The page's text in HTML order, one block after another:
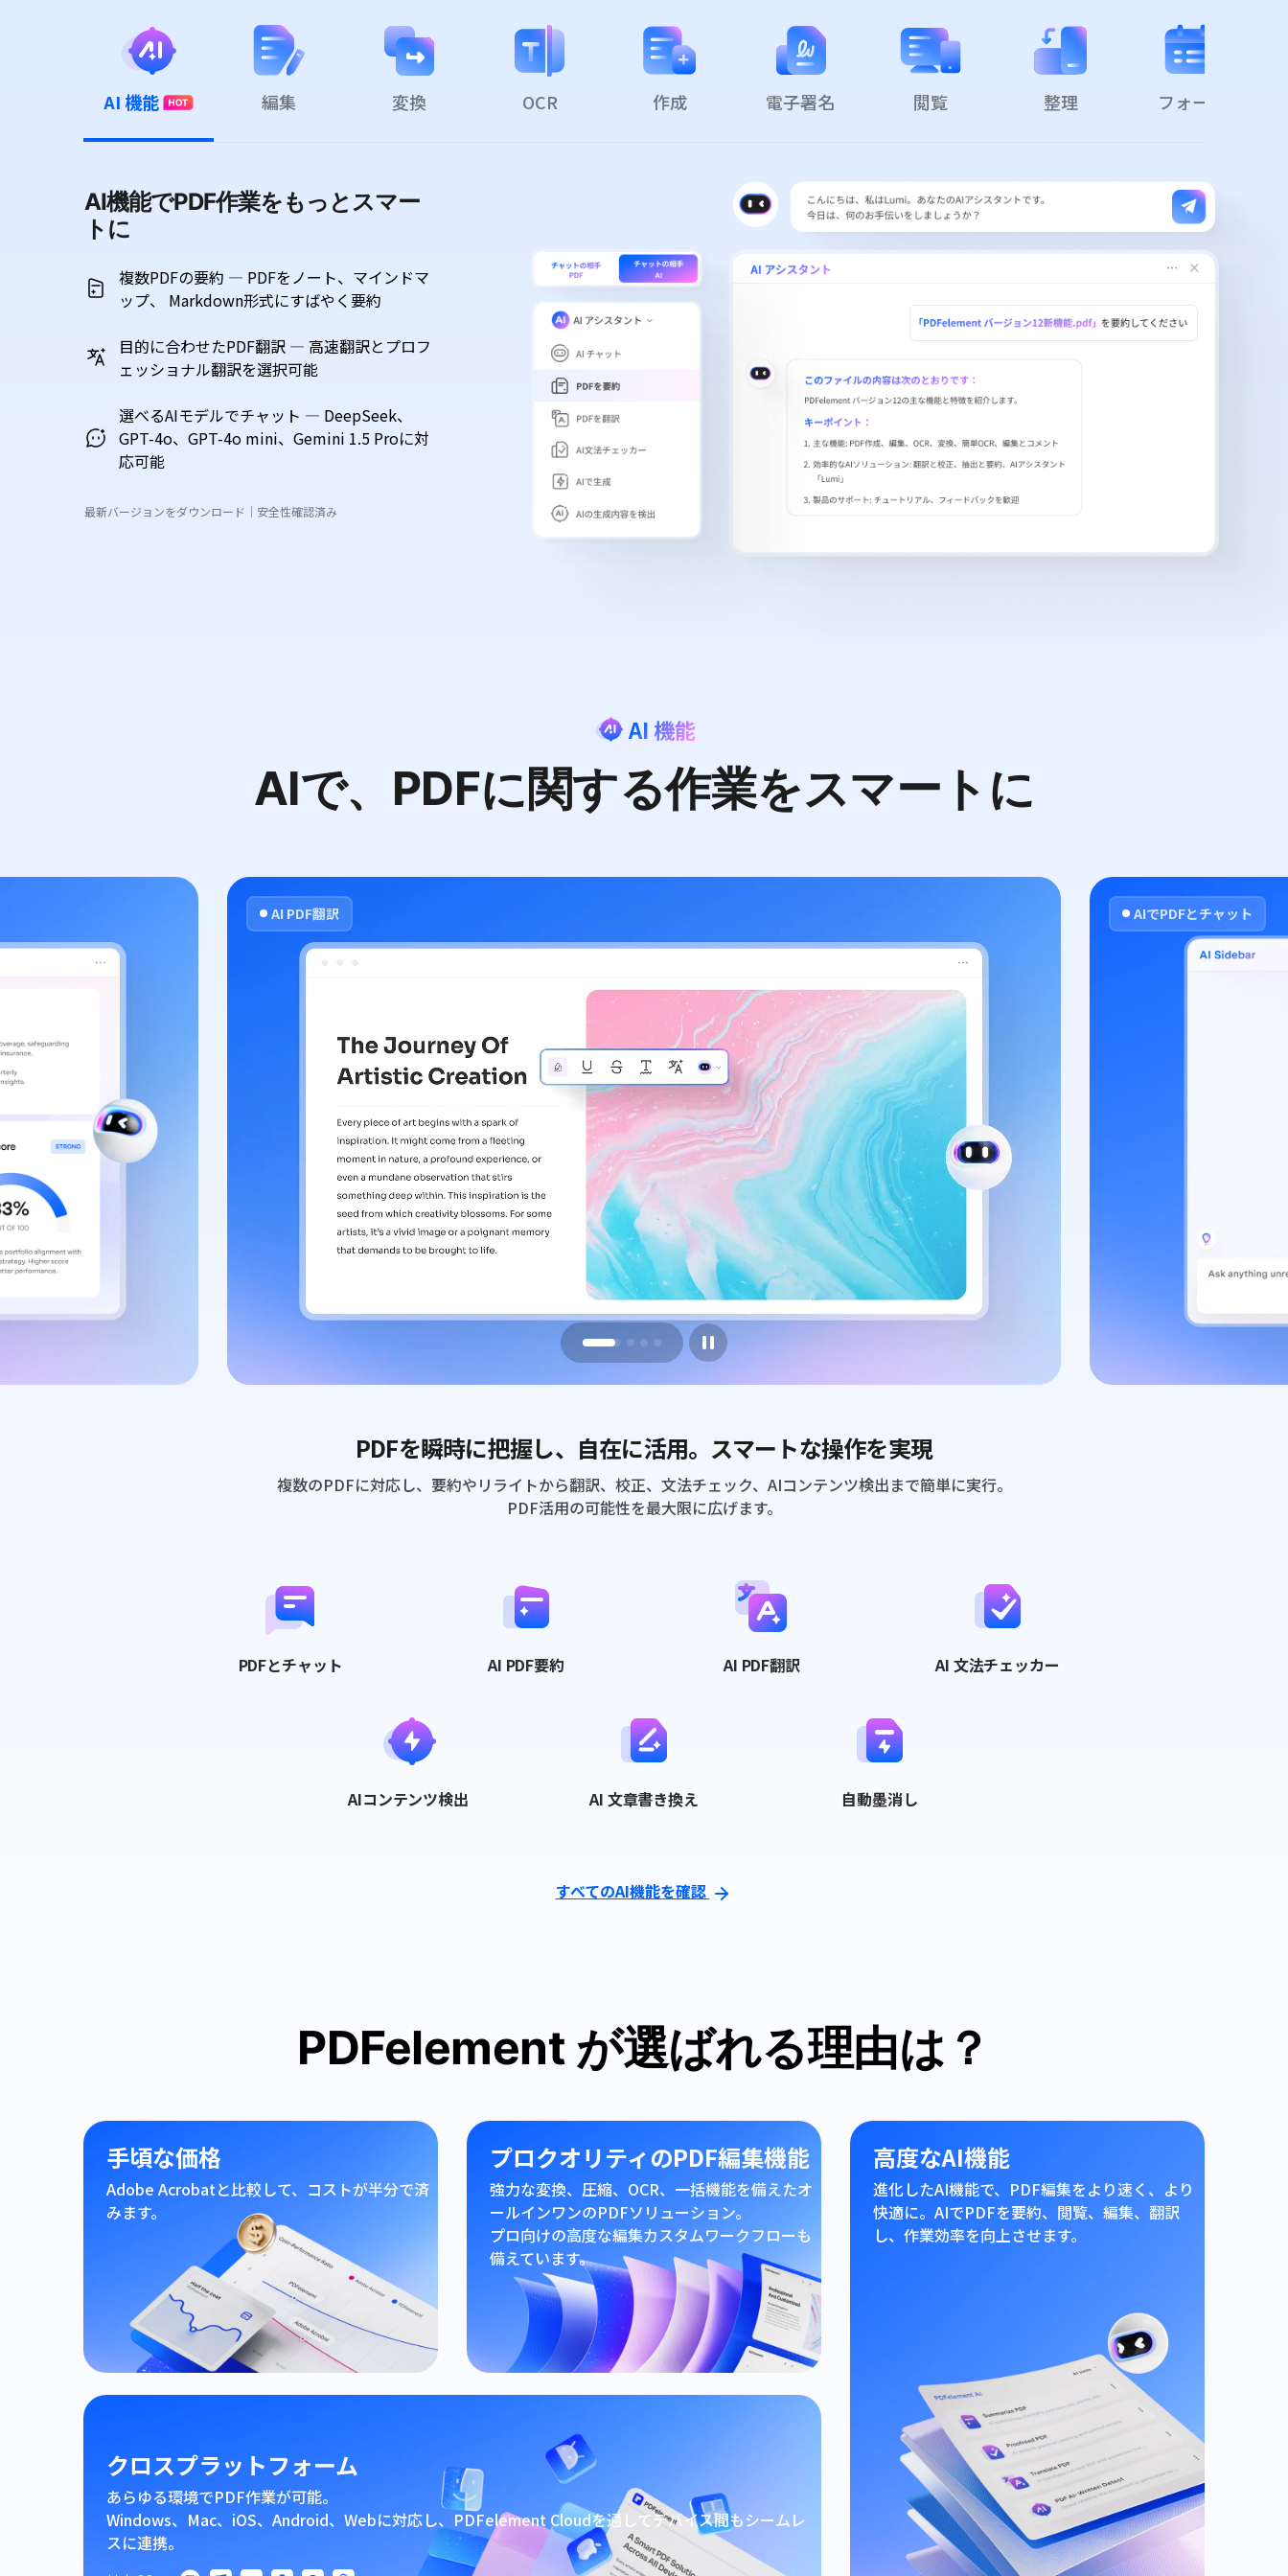
AI 機能 編集 変換 OCR 作成 電子署名 閲覧 整理 フォーム
AI機能でPDF作業をもっとスマー
トに
複数PDFの要約 ― PDFをノート、マインドマ
ップ、
Markdown形式にすばやく要約
目的に合わせたPDF翻訳 ― 高速翻訳とプロフ
ェッショナル翻訳を選択可能
選べるAIモデルでチャット ― DeepSeek、
GPT-4o、GPT-4o mini、Gemini 1.5 Proに対
応可能
最新バージョンをダウンロード｜安全性確認済み
AI 機能
AIで、PDFに関する作業をスマートに
AI PDF翻訳 AIでPDFとチャット
PDFを瞬時に把握し、自在に活用。スマートな操作を実現
複数のPDFに対応し、要約やリライトから翻訳、校正、文法チェック、AIコンテンツ検出まで簡単に実行。
PDF活用の可能性を最大限に広げます。
PDFとチャット AI PDF要約 AI PDF翻訳 AI 文法チェッカー
AIコンテンツ検出 AI 文章書き換え 自動墨消し
すべてのAI機能を確認
PDFelement が選ばれる理由は？
手頃な価格
Adobe Acrobatと比較して、コストが半分で済
みます。
プロクオリティのPDF編集機能
強力な変換、圧縮、OCR、一括機能を備えたオ
ールインワンのPDFソリューション。
プロ向けの高度な編集カスタムワークフローも
備えています。
クロスプラットフォーム
あらゆる環境でPDF作業が可能。
Windows、Mac、iOS、Android、Webに対応し、PDFelement Cloudを通してデバイス間もシームレ
スに連携。
高度なAI機能
進化したAI機能で、PDF編集をより速く、より
快適に。 AIでPDFを要約、閲覧、編集、翻訳
し、作業効率を向上させます。